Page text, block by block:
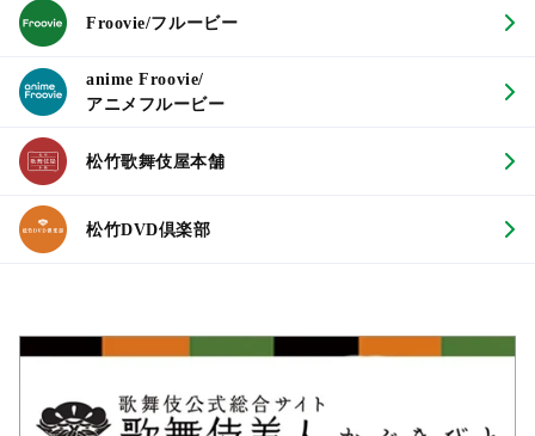
Froovie/フルービー
anime Froovie/
アニメフルービー
松竹歌舞伎屋本舗
松竹DVD倶楽部